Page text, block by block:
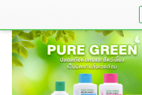
content